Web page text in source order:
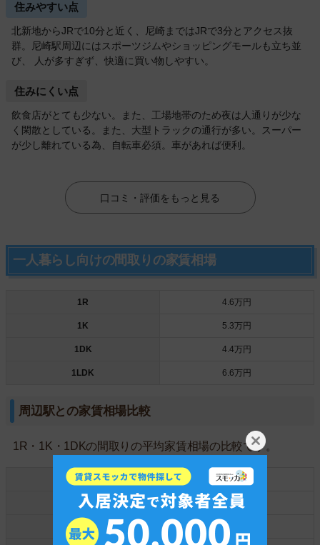
住みやすい点
北新地からJRで10分と近く、尼崎まではJRで3分とアクセス抜
群。尼崎駅周辺にはスポーツジムやショッピングモールも立ち並
び、 人が多すぎず、快適に買い物しやすい。
住みにくい点
飲食店がとても少ない。また、工場地帯のため夜は人通りが少な
く閑散としている。また、大型トラックの通行が多い。スーパー
が少し離れている為、自転車必須。車があれば便利。
口コミ・評価をもっと見る
一人暮らし向けの間取りの家賃相場
1R 4.6万円
1K 5.3万円
1DK 4.4万円
1LDK 6.6万円
周辺駅との家賃相場比較
1R・1K・1DKの間取りの平均家賃相場の比較です。
尼崎 6.3万円
新福島 6.3万円
海老江 5.8万円